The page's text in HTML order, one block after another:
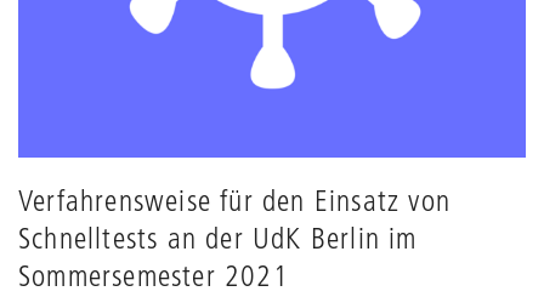
Verfahrensweise für den Einsatz von
Schnelltests an der UdK Berlin im
Sommersemester 2021